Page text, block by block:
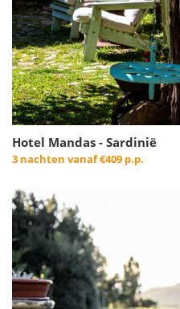
Hotel Mandas - Sardinië
3 nachten vanaf€409 p.p.